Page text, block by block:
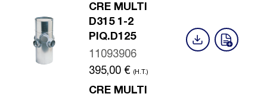
CRE MULTI
D315 1-2
PIQ.D125
11093906
395,00 € (H.T.)
CRE MULTI